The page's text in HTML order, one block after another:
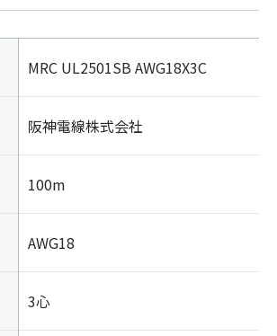
MRC UL2501SB AWG18X3C
阪神電線株式会社
100m
AWG18
3心